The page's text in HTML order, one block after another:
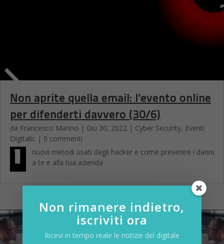
Non aprite quella email: l’evento online
per difenderti davvero (30/6)
da Francesco Marino | Giu 30, 2022 | Cyber Security, Eventi
Digitalic | 0 commenti
I
nuovi metodi usati dagli hacker e come prevenire i danni
a te e alla tua azienda
Non rimanere indietro,
iscriviti ora
Ricevi in tempo reale le notizie del digitale